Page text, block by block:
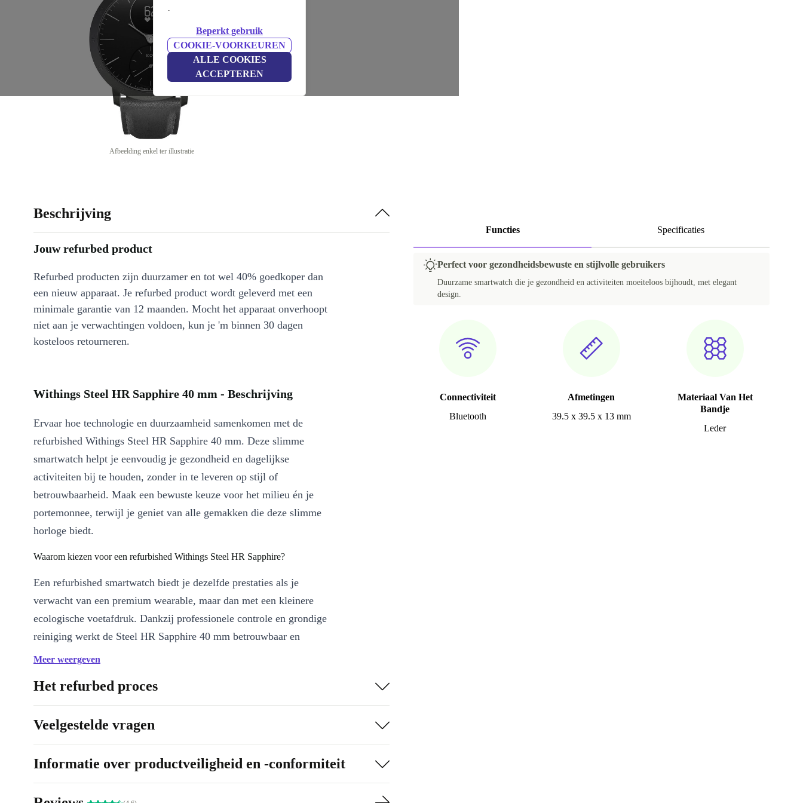
.
Beperkt gebruik
COOKIE-VOORKEUREN
ALLE COOKIES
ACCEPTEREN
Afbeelding enkel ter illustratie
Functies Specificaties
Perfect voor gezondheidsbewuste en stijlvolle gebruikers
Duurzame smartwatch die je gezondheid en activiteiten moeiteloos bijhoudt, met elegant
design.
Connectiviteit
Bluetooth
Afmetingen
39.5 x 39.5 x 13 mm
Materiaal Van Het
Bandje
Leder
Beschrijving
Jouw refurbed product
Refurbed producten zijn duurzamer en tot wel 40% goedkoper dan
een nieuw apparaat. Je refurbed product wordt geleverd met een
minimale garantie van 12 maanden. Mocht het apparaat onverhoopt
niet aan je verwachtingen voldoen, kun je 'm binnen 30 dagen
kosteloos retourneren.
Withings Steel HR Sapphire 40 mm - Beschrijving
Ervaar hoe technologie en duurzaamheid samenkomen met de
refurbished Withings Steel HR Sapphire 40 mm. Deze slimme
smartwatch helpt je eenvoudig je gezondheid en dagelijkse
activiteiten bij te houden, zonder in te leveren op stijl of
betrouwbaarheid. Maak een bewuste keuze voor het milieu én je
portemonnee, terwijl je geniet van alle gemakken die deze slimme
horloge biedt.
Waarom kiezen voor een refurbished Withings Steel HR Sapphire?
Een refurbished smartwatch biedt je dezelfde prestaties als je
verwacht van een premium wearable, maar dan met een kleinere
ecologische voetafdruk. Dankzij professionele controle en grondige
reiniging werkt de Steel HR Sapphire 40 mm betrouwbaar en
soepel – klaar voor dagelijks gebruik. Je kiest niet alleen voor
realtime bij. Ideaal voor wie bewust met gezondheid en beweging omgaat.
hoogte van je belangrijkste statistieken, zonder afleiding.
Comfortabel en licht: Met slechts 49 gram voel je nauwelijks dat je de Steel
HR Sapphire draagt – perfect voor dagelijks gebruik, op het werk, tijdens het
Meer weergeven
Het refurbed proces
Veelgestelde vragen
Informatie over productveiligheid en -conformiteit